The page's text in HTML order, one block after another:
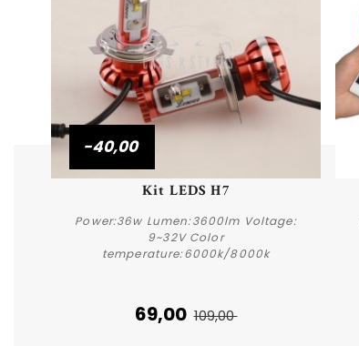
Aperçu rapide
-40,00
Kit LEDS H7
Power:36w Lumen:3600lm Voltage:
9~32V Color
temperature:6000k/8000k
69,00 109,00